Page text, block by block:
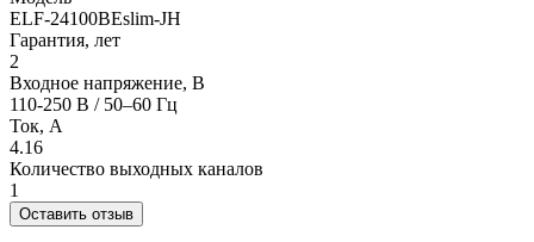
ELF-24100BEslim-JH
Гарантия, лет
2
Входное напряжение, В
110-250 В / 50–60 Гц
Ток, А
4.16
Количество выходных каналов
1
Оставить отзыв